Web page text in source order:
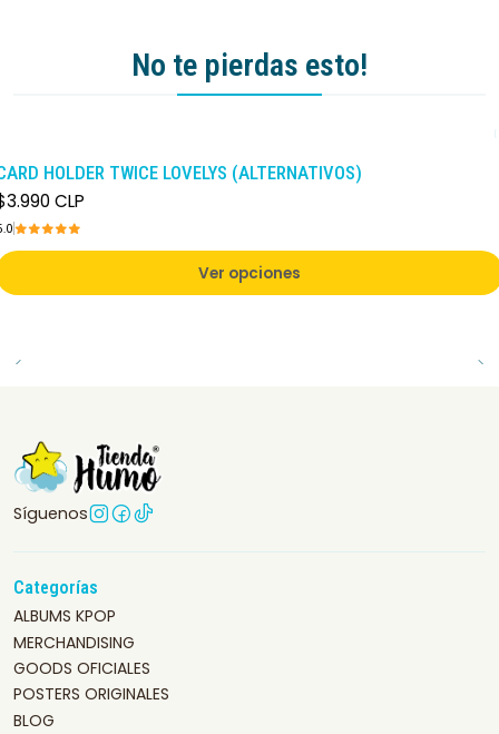
No te pierdas esto!
HOLDER TWICE LOVELYS (ALTERNATIVOS)
CLP
Ver opciones
Síguenos
Categorías
ALBUMS KPOP
MERCHANDISING
GOODS OFICIALES
POSTERS ORIGINALES
BLOG